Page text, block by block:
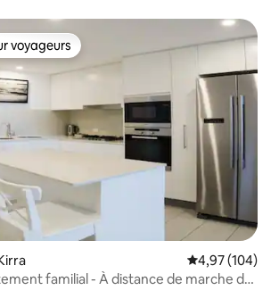
les plus appréciés
voyageurs
Évaluation
4,97 (104)
familial - À distance de marche de